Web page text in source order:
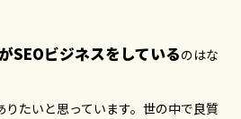
SEOビジネスをしているのはな
りたいと思っています。世の中で良質